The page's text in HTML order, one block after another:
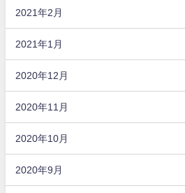
2021年2月
2021年1月
2020年12月
2020年11月
2020年10月
2020年9月